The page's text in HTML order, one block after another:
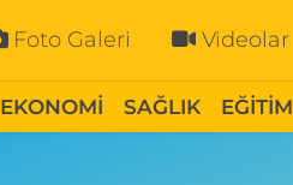
Foto Galeri Videolar
EKONOMİ SAĞLIK EĞİTİM